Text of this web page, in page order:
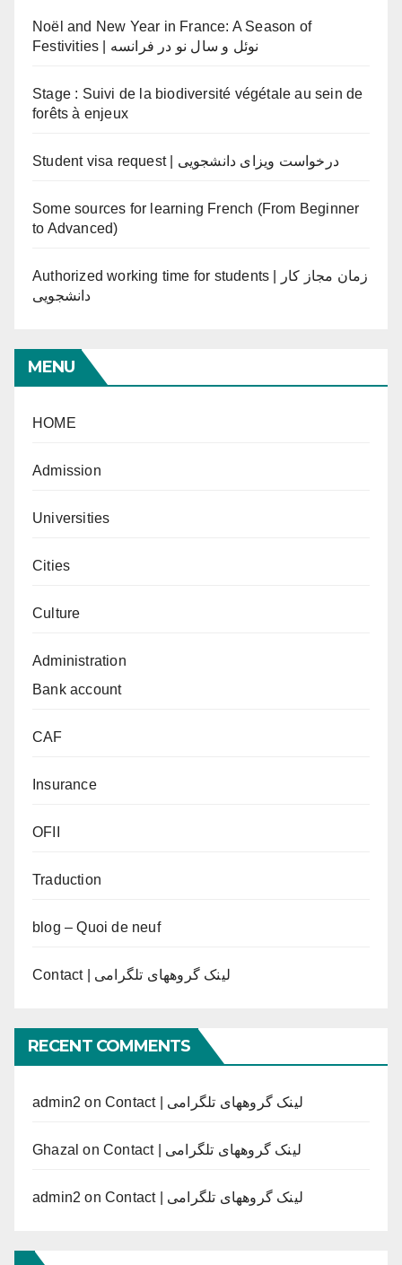
Noël and New Year in France: A Season of
Festivities | نوئل و سال نو در فرانسه
Stage : Suivi de la biodiversité végétale au sein de
forêts à enjeux
Student visa request | درخواست ویزای دانشجویی
Some sources for learning French (From Beginner
to Advanced)
Authorized working time for students | زمان مجاز کار
دانشجویی
MENU
HOME
Admission
Universities
Cities
Culture
Administration
Bank account
CAF
Insurance
OFII
Traduction
blog – Quoi de neuf
Contact | لینک گروههای تلگرامی
RECENT COMMENTS
admin2 on Contact | لینک گروههای تلگرامی
Ghazal on Contact | لینک گروههای تلگرامی
admin2 on Contact | لینک گروههای تلگرامی